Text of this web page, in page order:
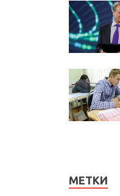
МЕТКИ